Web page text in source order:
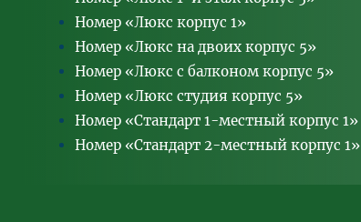
Номер «Люкс корпус 1»
Номер «Люкс на двоих корпус 5»
Номер «Люкс с балконом корпус 5»
Номер «Люкс студия корпус 5»
Номер «Стандарт 1-местный корпус 1»
Номер «Стандарт 2-местный корпус 1»